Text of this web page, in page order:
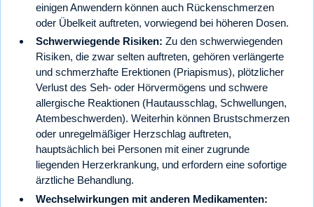
einigen Anwendern können auch Rückenschmerzen
oder Übelkeit auftreten, vorwiegend bei höheren Dosen.
Schwerwiegende Risiken: Zu den schwerwiegenden
Risiken, die zwar selten auftreten, gehören verlängerte
und schmerzhafte Erektionen (Priapismus), plötzlicher
Verlust des Seh- oder Hörvermögens und schwere
allergische Reaktionen (Hautausschlag, Schwellungen,
Atembeschwerden). Weiterhin können Brustschmerzen
oder unregelmäßiger Herzschlag auftreten,
hauptsächlich bei Personen mit einer zugrunde
liegenden Herzerkrankung, und erfordern eine sofortige
ärztliche Behandlung.
Wechselwirkungen mit anderen Medikamenten: